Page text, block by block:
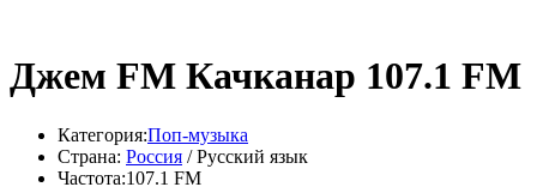
Джем FM Качканар 107.1 FM
Категория:Поп-музыка
Страна: Россия / Русский язык
Частота:107.1 FM